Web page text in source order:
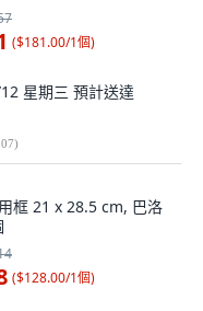
($181.00/1個)
星期三 預計送達
)
框 21 x 28.5 cm, 巴洛
($128.00/1個)